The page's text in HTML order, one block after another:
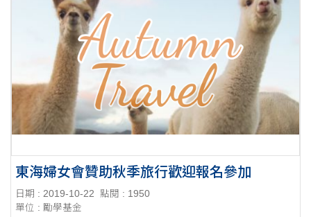
東海婦女會贊助秋季旅行歡迎報名參加
日期 : 2019-10-22
點閱 : 1950
單位 : 勵學基金